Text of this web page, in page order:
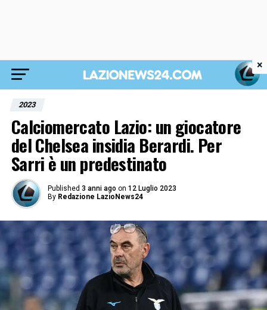
2023
Calciomercato Lazio: un giocatore
del Chelsea insidia Berardi. Per
Sarri è un predestinato
Published 3 anni ago on 12 Luglio 2023
By Redazione LazioNews24
×